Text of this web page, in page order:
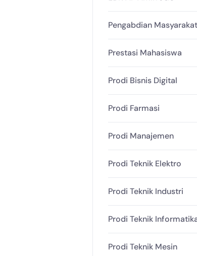
Pengabdian Masyarakat
Prestasi Mahasiswa
Prodi Bisnis Digital
Prodi Farmasi
Prodi Manajemen
Prodi Teknik Elektro
Prodi Teknik Industri
Prodi Teknik
Prodi Teknik Mesin